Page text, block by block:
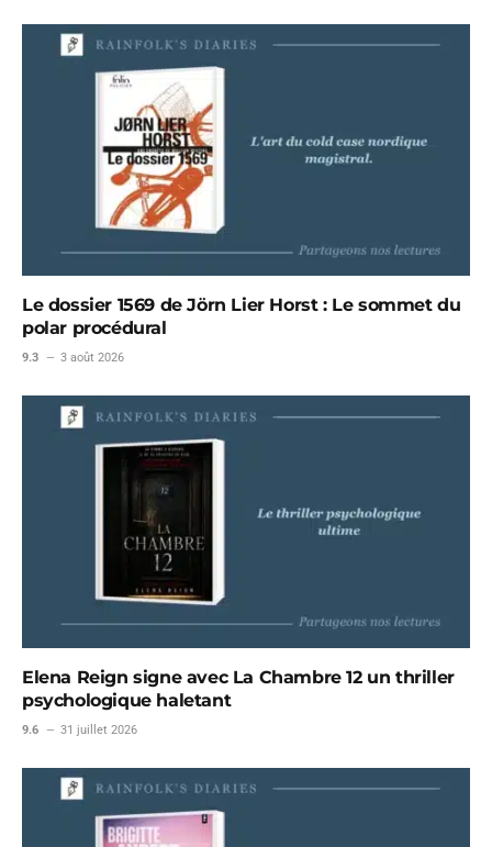
Le dossier 1569 de Jörn Lier Horst : Le sommet du
polar procédural
9.3 3 août 2026
Elena Reign signe avec La Chambre 12 un thriller
psychologique haletant
9.6 31 juillet 2026